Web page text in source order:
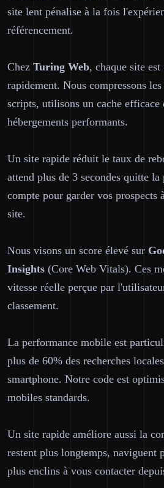
site lent pénalise à la fois
référencement.
Chez Turing Web, chaque site
rapidement. Nous compressons
scripts, utilisons un cache efficace
hébergements performants.
Un site rapide réduit le taux de
attend plus de 3 secondes quitte la
compte pour garder vos prospects
site.
Nous visons un score élevé sur
Insights (Core Web Vitals). Ces
vitesse réelle perçue par
classement.
La performance mobile est
plus de 60% des recherches
smartphone. Notre code est
mobiles standards.
Un site rapide améliore aussi la
restent plus longtemps, naviguent
plus enclins à vous contacter